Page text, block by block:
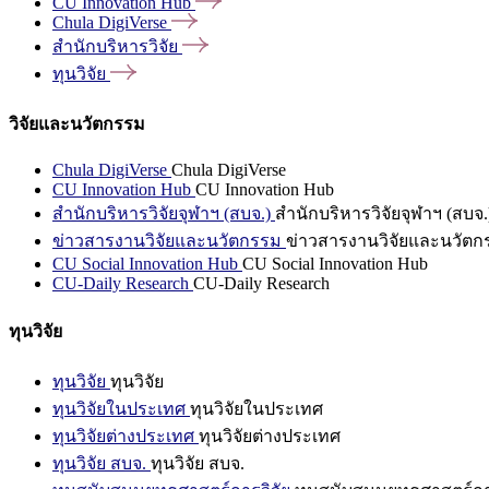
Chula DigiVerse
สำนักบริหารวิจัย
ทุนวิจัย
วิจัยและนวัตกรรม
Chula DigiVerse Chula DigiVerse
CU Innovation Hub CU Innovation Hub
สำนักบริหารวิจัยจุฬาฯ (สบจ.) สำนักบริหารวิจัยจุฬาฯ (สบจ
ข่าวสารงานวิจัยและนวัตกรรม ข่าวสารงานวิจัยและนวัตก
CU Social Innovation Hub CU Social Innovation Hub
CU-Daily Research CU-Daily Research
ทุนวิจัย
ทุนวิจัย ทุนวิจัย
ทุนวิจัยในประเทศ ทุนวิจัยในประเทศ
ทุนวิจัยต่างประเทศ ทุนวิจัยต่างประเทศ
ทุนวิจัย สบจ. ทุนวิจัย สบจ.